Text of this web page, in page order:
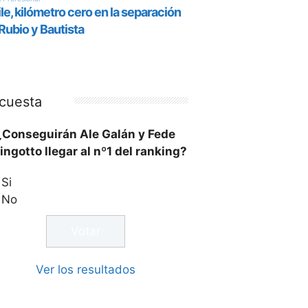
Ale Galán y Fede
llegar al nº1 del ranking?
Si
No
Ver los resultados